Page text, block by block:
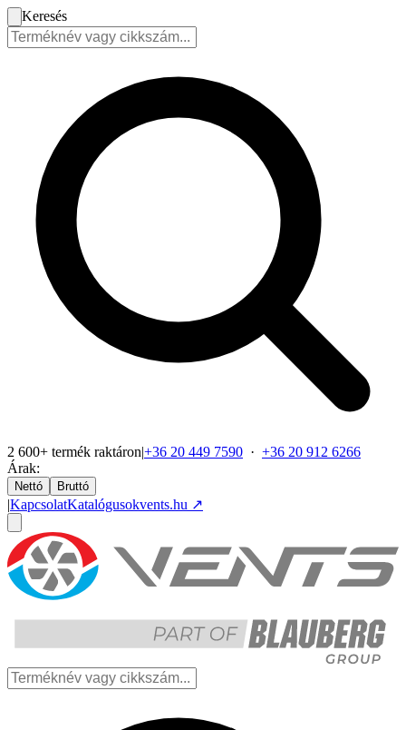
Keresés
2 600+ termék raktáron|+36 20 449 7590 · +36 20 912 6266
Árak:
Nettó Bruttó
|KapcsolatKatalógusokvents.hu ↗